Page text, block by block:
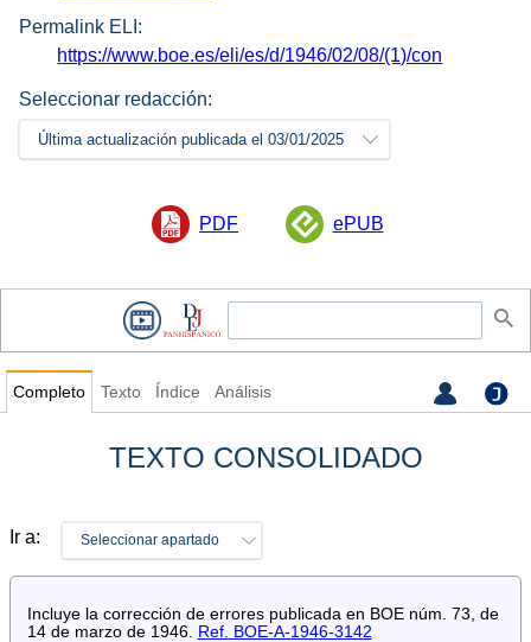
Permalink ELI:
https://www.boe.es/eli/es/d/1946/02/08/(1)/con
Seleccionar redacción:
Última actualización publicada el 03/01/2025
PDF ePUB
Completo Texto Índice Análisis
TEXTO CONSOLIDADO
Ir a: Seleccionar apartado
Incluye la corrección de errores publicada en BOE núm. 73, de
14 de marzo de 1946.
Ref. BOE-A-1946-3142